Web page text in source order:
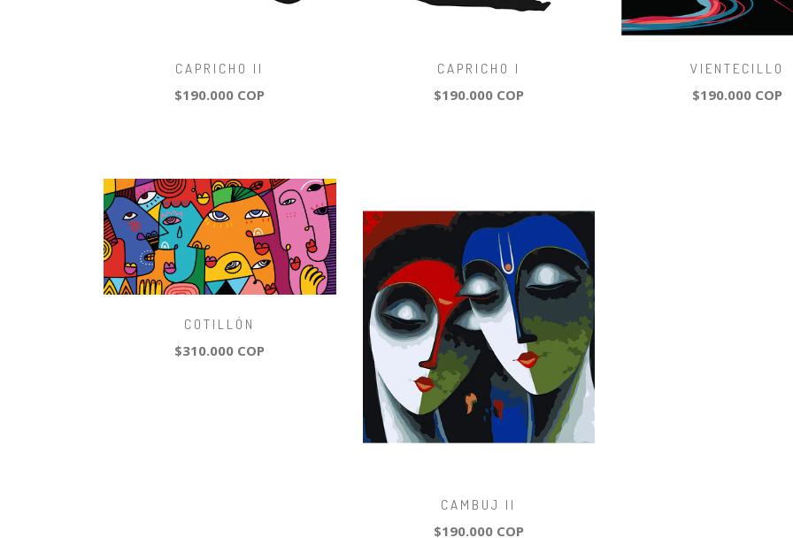
CAPRICHO II
$190.000 COP
CAPRICHO I
$190.000 COP
VIENTECILLO
$190.000 COP
COTILLÓN
$310.000 COP
CAMBUJ II
$190.000 COP